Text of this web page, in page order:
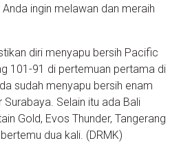
ingin melawan dan meraih
diri menyapu bersih Pacific
101-91 di pertemuan pertama di
sudah menyapu bersih enam
Selain itu ada Bali
Gold, Evos Thunder, Tangerang
dua kali. (DRMK)